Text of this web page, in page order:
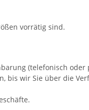
vorrätig sind.
(telefonisch oder
bis wir Sie über die